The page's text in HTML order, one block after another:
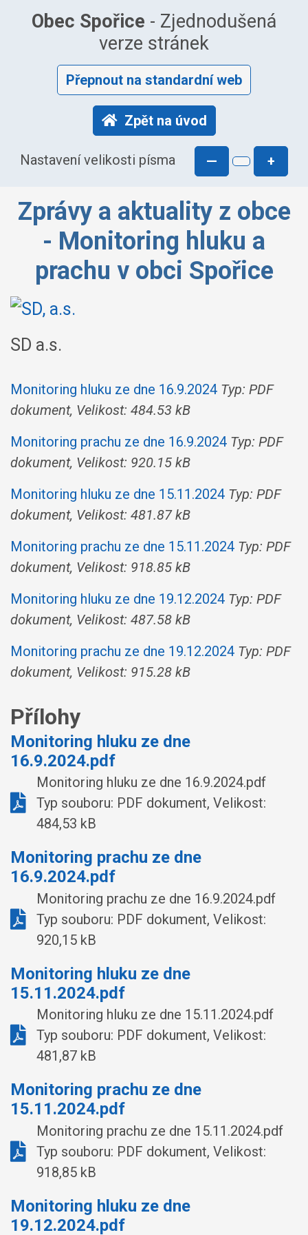
Obec Spořice - Zjednodušená
verze stránek
Přepnout na standardní web
Zpět na úvod
Nastavení velikosti písma — +
Zprávy a aktuality z obce
- Monitoring hluku a
prachu v obci Spořice
SD a.s.
Monitoring hluku ze dne 16.9.2024 Typ: PDF
dokument, Velikost: 484.53 kB
Monitoring prachu ze dne 16.9.2024 Typ: PDF
dokument, Velikost: 920.15 kB
Monitoring hluku ze dne 15.11.2024 Typ: PDF
dokument, Velikost: 481.87 kB
Monitoring prachu ze dne 15.11.2024 Typ: PDF
dokument, Velikost: 918.85 kB
Monitoring hluku ze dne 19.12.2024 Typ: PDF
dokument, Velikost: 487.58 kB
Monitoring prachu ze dne 19.12.2024 Typ: PDF
dokument, Velikost: 915.28 kB
Přílohy
Monitoring hluku ze dne
16.9.2024.pdf
Monitoring hluku ze dne 16.9.2024.pdf
Typ souboru: PDF dokument, Velikost:
484,53 kB
Monitoring prachu ze dne
16.9.2024.pdf
Monitoring prachu ze dne 16.9.2024.pdf
Typ souboru: PDF dokument, Velikost:
920,15 kB
Monitoring hluku ze dne
15.11.2024.pdf
Monitoring hluku ze dne 15.11.2024.pdf
Typ souboru: PDF dokument, Velikost:
481,87 kB
Monitoring prachu ze dne
15.11.2024.pdf
Monitoring prachu ze dne 15.11.2024.pdf
Typ souboru: PDF dokument, Velikost:
918,85 kB
Monitoring hluku ze dne
19.12.2024.pdf